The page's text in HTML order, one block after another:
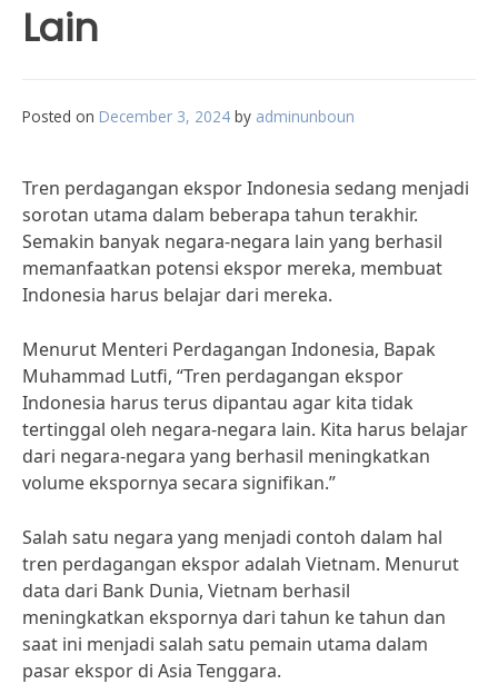
Lain
Posted on December 3, 2024 by adminunboun
Tren perdagangan ekspor Indonesia sedang menjadi
sorotan utama dalam beberapa tahun terakhir.
Semakin banyak negara-negara lain yang berhasil
memanfaatkan potensi ekspor mereka, membuat
Indonesia harus belajar dari mereka.
Menurut Menteri Perdagangan Indonesia, Bapak
Muhammad Lutfi, “Tren perdagangan ekspor
Indonesia harus terus dipantau agar kita tidak
tertinggal oleh negara-negara lain. Kita harus belajar
dari negara-negara yang berhasil meningkatkan
volume ekspornya secara signifikan.”
Salah satu negara yang menjadi contoh dalam hal
tren perdagangan ekspor adalah Vietnam. Menurut
data dari Bank Dunia, Vietnam berhasil
meningkatkan ekspornya dari tahun ke tahun dan
saat ini menjadi salah satu pemain utama dalam
pasar ekspor di Asia Tenggara.